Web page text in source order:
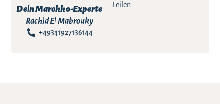
Dein Marokko-Experte
Rachid El Mabrouky
+49341927136144
Teilen